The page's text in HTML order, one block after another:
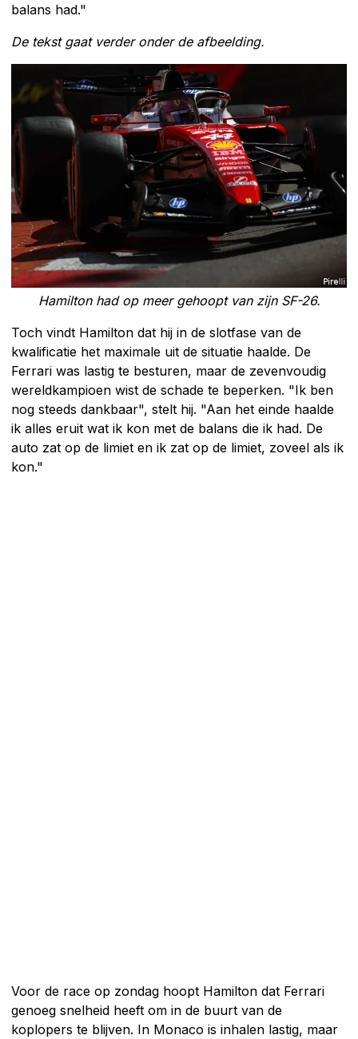
balans had."
De tekst gaat verder onder de afbeelding.
Hamilton had op meer gehoopt van zijn SF-26.
Toch vindt Hamilton dat hij in de slotfase van de
kwalificatie het maximale uit de situatie haalde. De
Ferrari was lastig te besturen, maar de zevenvoudig
wereldkampioen wist de schade te beperken. "Ik ben
nog steeds dankbaar", stelt hij. "Aan het einde haalde
ik alles eruit wat ik kon met de balans die ik had. De
auto zat op de limiet en ik zat op de limiet, zoveel als ik
kon."
Voor de race op zondag hoopt Hamilton dat Ferrari
genoeg snelheid heeft om in de buurt van de
koplopers te blijven. In Monaco is inhalen lastig, maar